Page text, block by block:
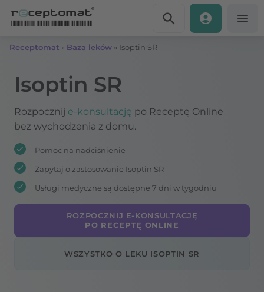
Receptomat » Baza leków » Isoptin SR
Isoptin SR
Rozpocznij e-konsultację po Receptę Online
bez wychodzenia z domu.
Pomoc na nadciśnienie
Zapytaj o zastosowanie Isoptin SR
Usługi medyczne są dostępne 7 dni w tygodniu
ROZPOCZNIJ E-KONSULTACJĘ
PO RECEPTĘ ONLINE
WSZYSTKO O LEKU ISOPTIN SR